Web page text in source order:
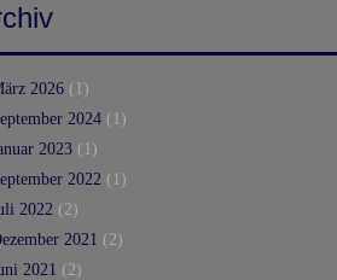
2026 (1)
2024 (1)
2023 (1)
2022 (1)
2022 (2)
2021 (2)
2021 (2)